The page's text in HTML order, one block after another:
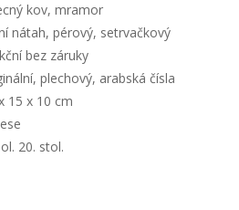
kov, mramor
nátah, pérový, setrvačkový
bez záruky
plechový, arabská čísla
15 x 10 cm
20. stol.